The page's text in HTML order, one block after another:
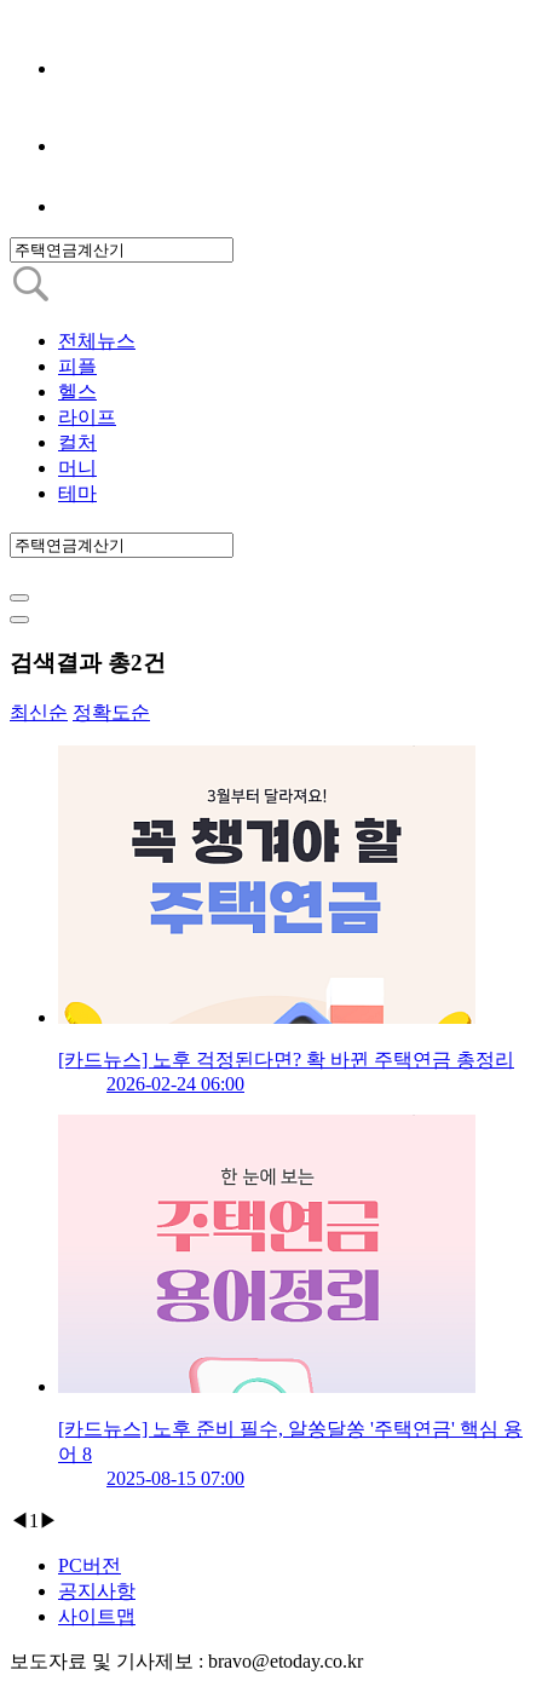
전체뉴스
피플
헬스
라이프
컬처
머니
테마
검색결과 총2건
최신순 정확도순
[카드뉴스] 노후 걱정된다면? 확 바뀐 주택연금 총정리
2026-02-24 06:00
[카드뉴스] 노후 준비 필수, 알쏭달쏭 '주택연금' 핵심 용
어 8
2025-08-15 07:00
◀ 1 ▶
PC버전
공지사항
사이트맵
보도자료 및 기사제보 : bravo@etoday.co.kr